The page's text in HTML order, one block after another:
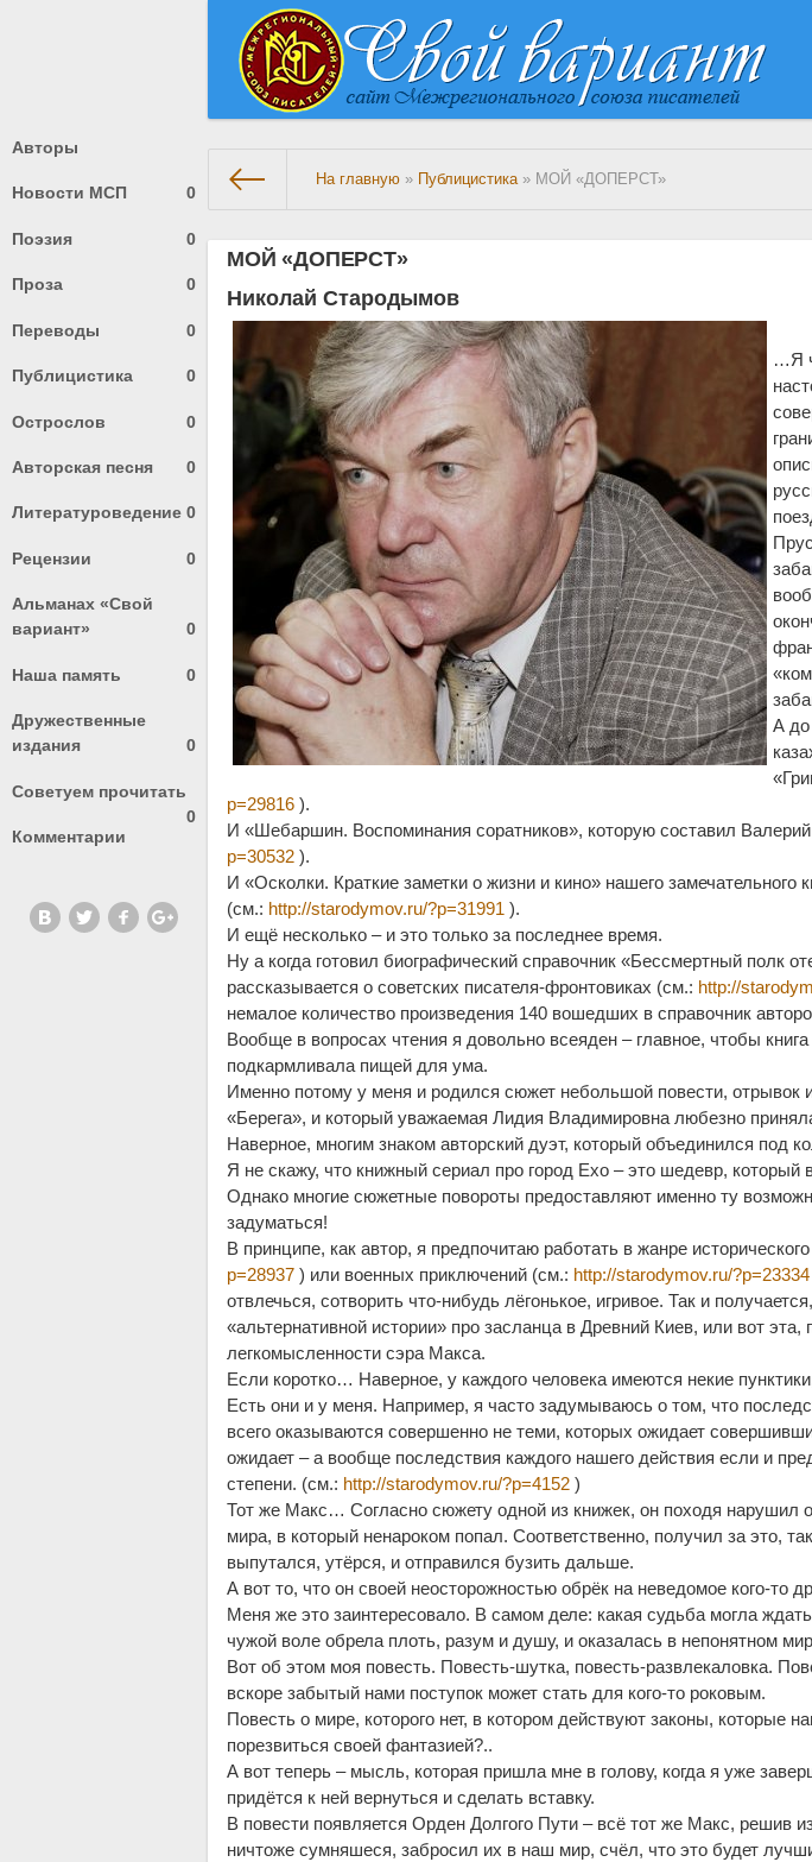
Авторы
Новости МСП 0
Поэзия 0
Проза 0
Переводы 0
Публицистика 0
Острослов 0
Авторская песня 0
Литературоведение 0
Рецензии 0
Альманах «Свой
вариант»
0
Наша память 0
Дружественные
издания
0
Советуем прочитать
0
Комментарии
На главную » Публицистика» МОЙ «ДОПЕРСТ»
МОЙ «ДОПЕРСТ»
Николай Стародымов
…Я
А до
p=29816 ).
И «Шебаршин. Воспоминания соратников», которую составил
p=30532 ).
И «Осколки. Краткие заметки о жизни и кино» нашего замечательного
(см.: http://starodymov.ru/?p=31991 ).
И ещё несколько – и это только за последнее время.
Ну а когда готовил биографический справочник «Бессмертный полк
рассказывается о советских писателя-фронтовиках (см.: http://
немалое количество произведения 140 вошедших в справочник
Вообще в вопросах чтения я довольно всеяден – главное, чтобы
подкармливала пищей для ума.
Именно потому у меня и родился сюжет небольшой повести, отрывок
«Берега», и который уважаемая Лидия Владимировна любезно
Наверное, многим знаком авторский дуэт, который объединился под
Я не скажу, что книжный сериал про город Ехо – это шедевр, который
Однако многие сюжетные повороты предоставляют именно ту
задуматься!
В принципе, как автор, я предпочитаю работать в жанре
p=28937 ) или военных приключений (см.: http://starodymov.ru/?p=23334
отвлечься, сотворить что-нибудь лёгонькое, игривое. Так и
«альтернативной истории» про засланца в Древний Киев, или вот эта,
легкомысленности сэра Макса.
Если коротко… Наверное, у каждого человека имеются некие
Есть они и у меня. Например, я часто задумываюсь о том, что
всего оказываются совершенно не теми, которых ожидает
ожидает – а вообще последствия каждого нашего действия если и
степени. (см.: http://starodymov.ru/?p=4152 )
Тот же Макс… Согласно сюжету одной из книжек, он походя нарушил
мира, в который ненароком попал. Соответственно, получил за это,
выпутался, утёрся, и отправился бузить дальше.
А вот то, что он своей неосторожностью обрёк на неведомое кого-то
Меня же это заинтересовало. В самом деле: какая судьба могла
чужой воле обрела плоть, разум и душу, и оказалась в непонятном
Вот об этом моя повесть. Повесть-шутка, повесть-развлекаловка.
вскоре забытый нами поступок может стать для кого-то роковым.
Повесть о мире, которого нет, в котором действуют законы, которые
порезвиться своей фантазией?..
А вот теперь – мысль, которая пришла мне в голову, когда я уже
придётся к ней вернуться и сделать вставку.
В повести появляется Орден Долгого Пути – всё тот же Макс, решив
ничтоже сумняшеся, забросил их в наш мир, счёл, что это будет